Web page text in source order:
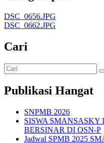
DSC_0656.JPG
DSC_0662.JPG
Cari
Publikasi Hangat
SNPMB 2026
SISWA SMANSASKY
BERSINAR DI OSN-P
Jadwal SPMB 2025